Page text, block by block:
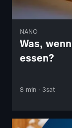
NANO
Was,
essen?
8 min · 3sat